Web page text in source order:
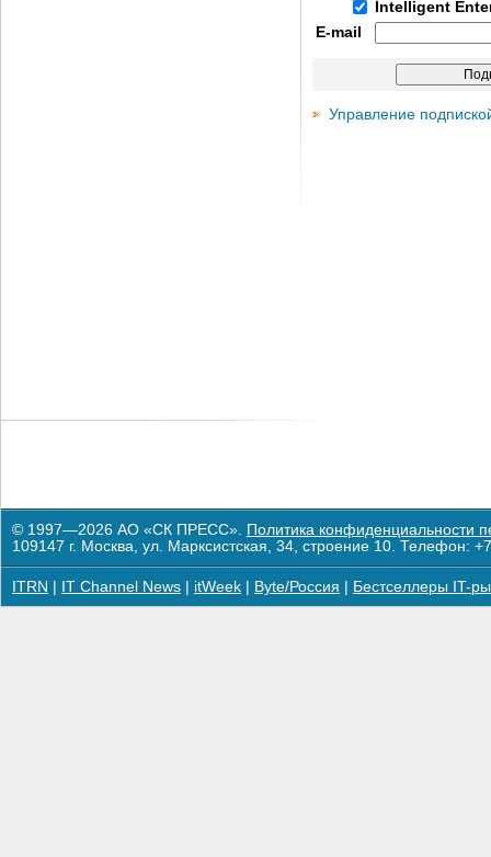
Intelligent
E-mail
Управление
© 1997—2026 АО «СК ПРЕСС». Политика конфиденциальности
109147 г. Москва, ул. Марксистская, 34, строение 10. Телефон:
ITRN IT Channel News itWeek Byte/Россия Бестселлеры IT-